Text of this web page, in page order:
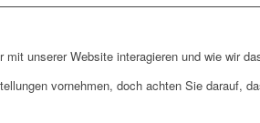
unserer Website interagieren und wie wir
vornehmen, doch achten Sie darauf,